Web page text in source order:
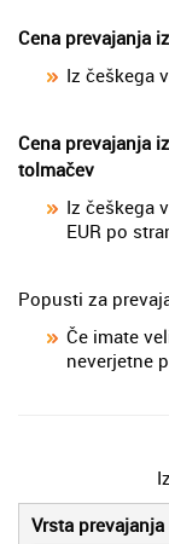
Cena prevajanja
Iz češkega
Cena prevajanja
tolmačev
Iz češkega
EUR po
Popusti za
Če imate
neverjetne
Vrsta prevajanja